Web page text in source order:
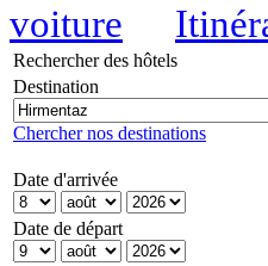
Rechercher des hôtels
Destination
Chercher nos destinations
Date d'arrivée
Date de départ